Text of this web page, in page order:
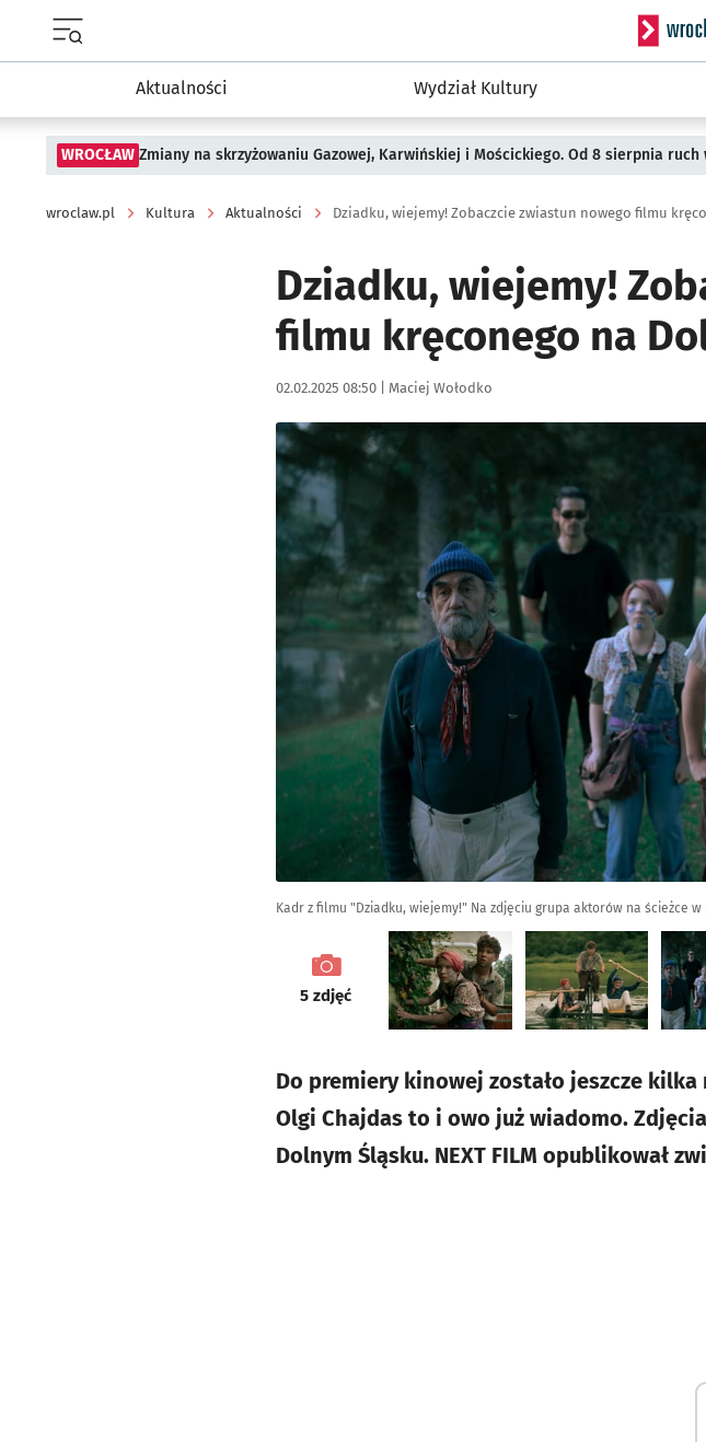
Serwis
Aktualności Wydział Kultury
WROCŁAW Zmiany na skrzyżowaniu Gazowej, Karwińskiej i Mościckiego. Od 8 sierpnia ruch
wroclaw.pl Kultura Aktualności
Dziadku, wiejemy!
filmu kręconego na
Data publikacji:
02.02.2025 08:50 | Autor:
Maciej Wołodko
Kliknij, aby zobaczyć galerię
Kliknij, aby powiększyć
Kadr z filmu "Dziadku, wiejemy!" Na zdjęciu grupa aktorów na ścieżce w
galeria
5 zdjęć
Do premiery kinowej zostało jeszcze
Olgi Chajdas to i owo już wiadomo.
Dolnym Śląsku. NEXT FILM opublikował